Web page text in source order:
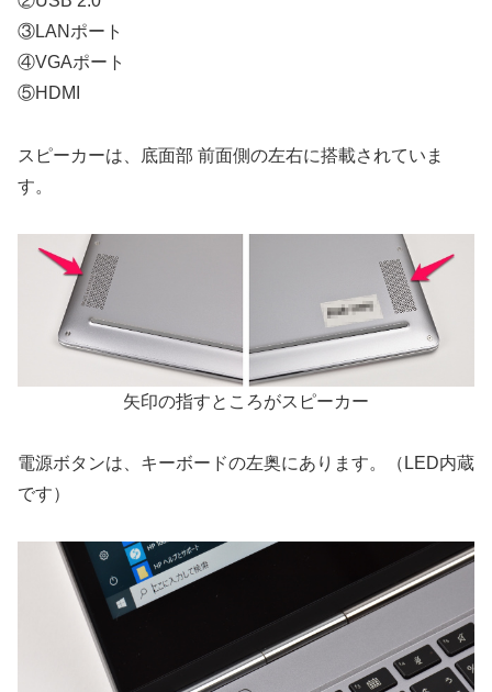
③LANポート
④VGAポート
⑤HDMI
スピーカーは、底面部 前面側の左右に搭載されていま
す。
矢印の指すところがスピーカー
電源ボタンは、キーボードの左奥にあります。（LED内蔵
です）